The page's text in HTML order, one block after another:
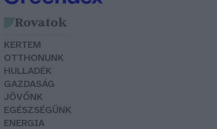
Rovatok
KERTEM
OTTHONUNK
HULLADÉK
GAZDASÁG
JÖVŐNK
EGÉSZSÉGÜNK
ENERGIA